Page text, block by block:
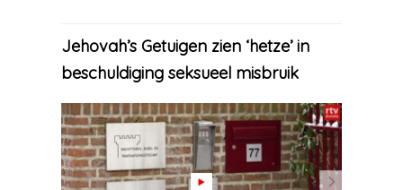
Jehovah’s Getuigen zien ‘hetze’ in
beschuldiging seksueel misbruik